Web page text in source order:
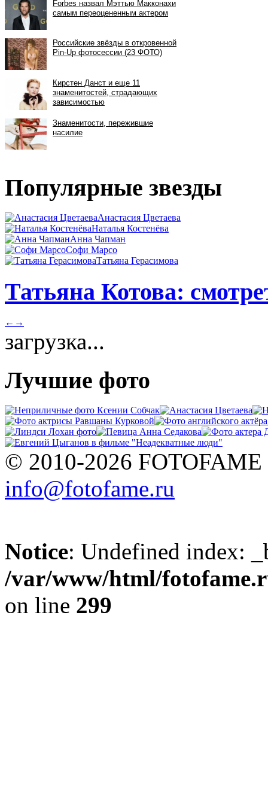
Популярные звезды
Анастасия Цветаева
Наталья Костенёва
Анна Чапман
Софи Марсо
Татьяна Герасимова
Татьяна Котова:
← →
загрузка...
Лучшие фото
© 2010-2026 FOTOFAME
info@fotofame.ru
Notice: Undefined index:
/var/www/html/
on line 299